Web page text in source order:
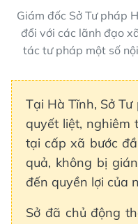
Giám đốc Sở Tư pháp
đổi với các lãnh đạo
tác tư pháp một số
Tại Hà Tĩnh, Sở
quyết liệt, nghiêm
tại cấp xã bước
quả, không bị
đến quyền lợi của
Sở đã chủ động